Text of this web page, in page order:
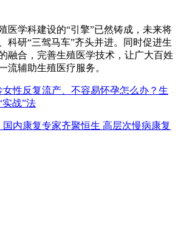
学科建设的“引擎”已然铸成，未来将
科研“三驾马车”齐头并进。同时促进生
融合，完善生殖医学技术，让广大百姓
流辅助生殖医疗服务。
女性反复流产、不容易怀孕怎么办？生
战”法
国内康复专家齐聚恒生 高层次慢病康复